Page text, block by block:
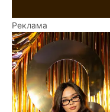
Реклама